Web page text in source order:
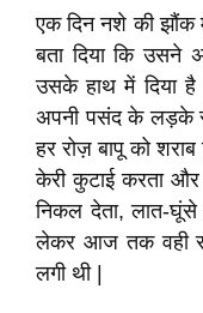
एक दिन नशे की झौंक
बता दिया कि उसने
उसके हाथ में दिया
अपनी पसंद के लड़के
हर रोज़ बापू को
केरी कुटाई करता
निकल देता, लात-घूंसे
लेकर आज तक वही
लगी थी |